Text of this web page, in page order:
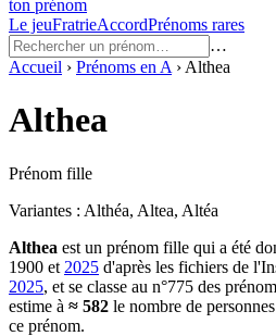
ton prénom
Le jeuFratrieAccordPrénoms rares
…
Accueil › Prénoms en A › Althea
Althea
Prénom fille
Variantes : Althéa, Altea, Altéa
Althea est un prénom fille qui a été
1900 et 2025 d'après les fichiers de
2025, et se classe au n°775 des
estime à ≈ 582 le nombre de
ce prénom.